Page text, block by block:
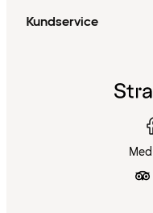
Kundservice